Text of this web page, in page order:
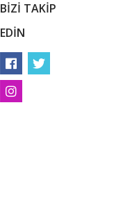
BIZI TAKIP
EDIN